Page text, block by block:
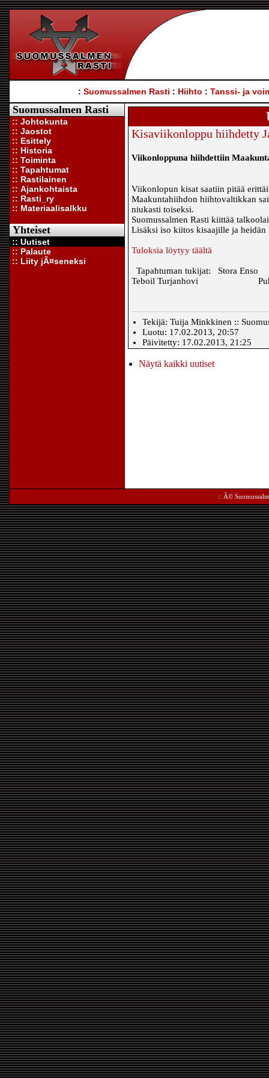
: Suomussalmen Rasti : Hiihto : Tanssi- ja
Suomussalmen Rasti
:: Johtokunta
:: Jaostot
:: Esittely
:: Historia
:: Toiminta
:: Tapahtumat
:: Rastilainen
:: Ajankohtaista
:: Rasti_ry
:: Materiaalisalkku
Yhteiset
:: Uutiset
:: Palaute
:: Liity jÃ¤seneksi
Kisaviikonloppu hiihdetty
Viikonloppuna hiihdettiin
Viikonlopun kisat saatiin pitää
Maakuntahiihdon hiihtovaltikkan
niukasti toiseksi.
Suomussalmen Rasti kiittää
Lisäksi iso kiitos kisaajille ja
Tuloksia löytyy täältä
Tapahtuman tukijat:
Teboil Turjanhovi
Tekijä: Tuija Minkkinen ::
Luotu: 17.02.2013, 20:57
Päivitetty: 17.02.2013, 21:25
Näytä kaikki uutiset
:: Â©